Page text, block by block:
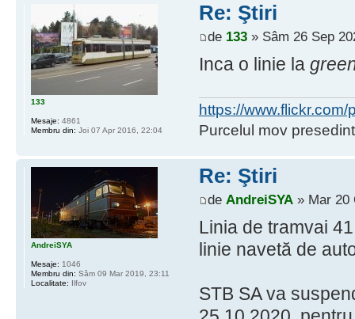
Re: Ştiri
de 133» Sâm 26 Sep
Inca o linie la
https://
Purcelul mov
133
Mesaje: 4861
Membru din: Joi 07 Apr 2016, 22:04
Re: Ştiri
de AndreiSYA» Mar 20
Linia de tramvai
linie navetă de
STB SA va
AndreiSYA
Mesaje: 1046
Membru din: Sâm 09 Mar 2019, 23:11
Localitate: Ilfov